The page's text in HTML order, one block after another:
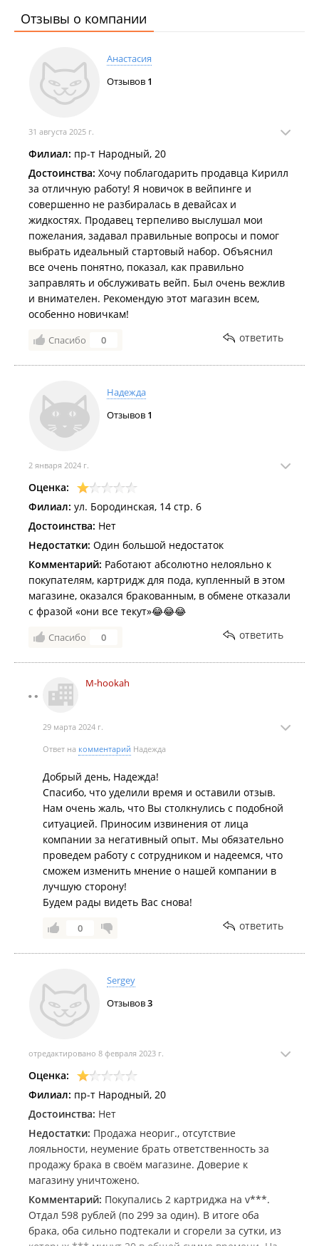
Отзывы о компании
Анастасия
Отзывов 1
31 августа 2025 г.
Филиал: пр-т Народный, 20
Достоинства: Хочу поблагодарить продавца Кирилл
за отличную работу! Я новичок в вейпинге и
совершенно не разбиралась в девайсах и
жидкостях. Продавец терпеливо выслушал мои
пожелания, задавал правильные вопросы и помог
выбрать идеальный стартовый набор. Объяснил
все очень понятно, показал, как правильно
заправлять и обслуживать вейп. Был очень вежлив
и внимателен. Рекомендую этот магазин всем,
особенно новичкам!
Спасибо 0 ответить
Надежда
Отзывов 1
2 января 2024 г.
Оценка:
Филиал: ул. Бородинская, 14 стр. 6
Достоинства: Нет
Недостатки: Один большой недостаток
Комментарий: Работают абсолютно нелояльно к
покупателям, картридж для пода, купленный в этом
магазине, оказался бракованным, в обмене отказали
с фразой «они все текут»😂😂😂
Спасибо 0 ответить
M-hookah
29 марта 2024 г.
Ответ на комментарий Надежда
Добрый день, Надежда!
Спасибо, что уделили время и оставили отзыв.
Нам очень жаль, что Вы столкнулись с подобной
ситуацией. Приносим извинения от лица
компании за негативный опыт. Мы обязательно
проведем работу с сотрудником и надеемся, что
сможем изменить мнение о нашей компании в
лучшую сторону!
Будем рады видеть Вас снова!
0 ответить
Sergey
Отзывов3
отредактировано 8 февраля 2023 г.
Оценка:
Филиал: пр-т Народный, 20
Достоинства: Нет
Недостатки: Продажа неориг., отсутствие
лояльности, неумение брать ответственность за
продажу брака в своём магазине. Доверие к
магазину уничтожено.
Комментарий: Покупались 2 картриджа на v***.
Отдал 598 рублей (по 299 за один). В итоге оба
брака, оба сильно подтекали и сгорели за сутки, из